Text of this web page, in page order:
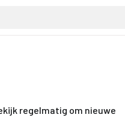
regelmatig om nieuwe